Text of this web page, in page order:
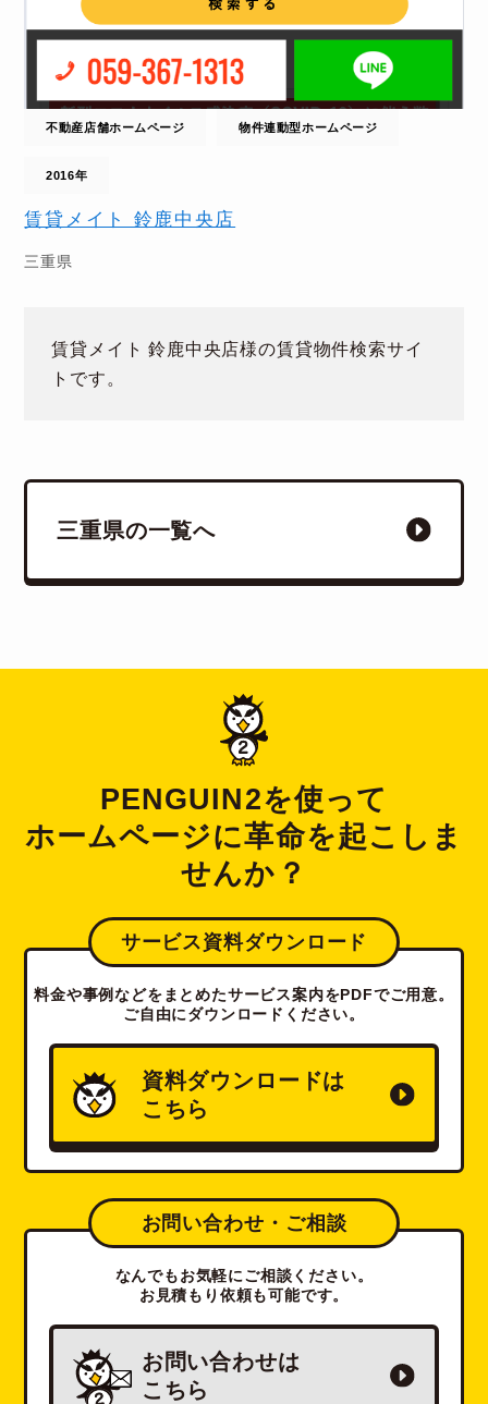
不動産店舗ホームページ 物件連動型ホームページ
2016年
賃貸メイト 鈴鹿中央店
三重県
賃貸メイト 鈴鹿中央店様の賃貸物件検索サイ
トです。
三重県の一覧へ
PENGUIN2を使って
ホームページに革命を起こしま
せんか？
サービス資料ダウンロード
料金や事例などをまとめたサービス案内をPDFでご用意。
ご自由にダウンロードください。
資料ダウンロードは
こちら
お問い合わせ・ご相談
なんでもお気軽にご相談ください。
お見積もり依頼も可能です。
お問い合わせは
こちら